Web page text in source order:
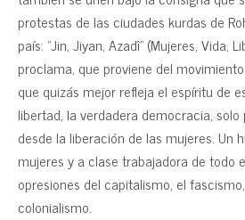
protestas de las ciudades kurdas de
país: “Jin, Jiyan, Azadî” (Mujeres, Vida,
proclama, que proviene del
que quizás mejor refleja el espíritu de
libertad, la verdadera democracia,
desde la liberación de las mujeres. Un
mujeres y a clase trabajadora de todo
opresiones del capitalismo, el
colonialismo.